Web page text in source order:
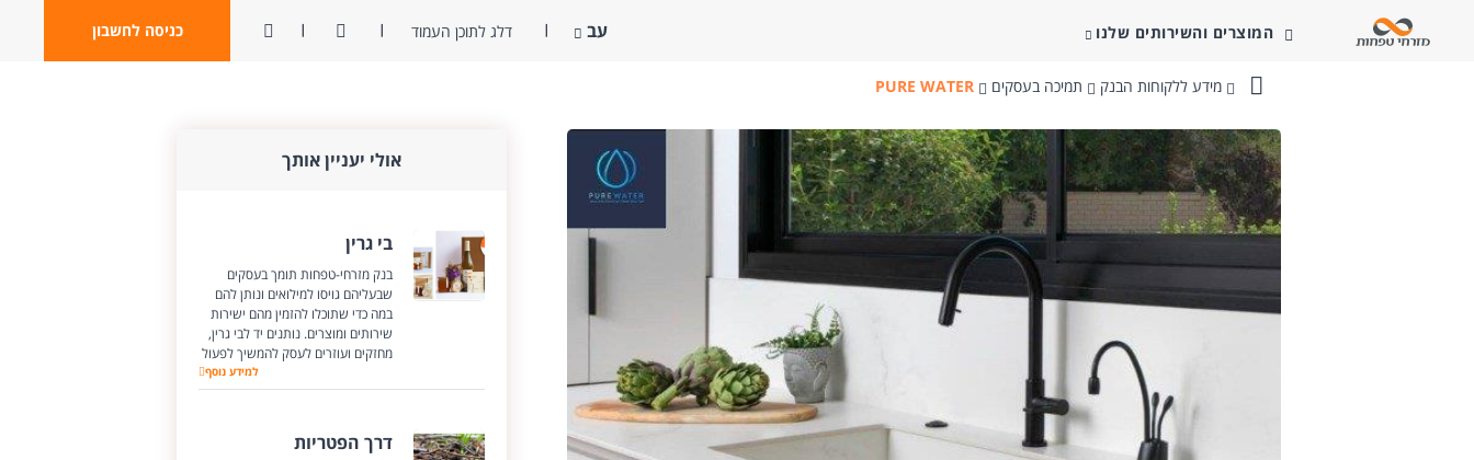
ניגודיות כניסה לחשבוןפתח חיפוש דלג לתוכן העמוד עב המוצרים והשירותים שלנו
מזרחי-טפחות
מידע ללקוחות הבנק תמיכה בעסקים PURE WATER
אולי יעניין אותך
בי גרין
בנק מזרחי-טפחות תומך בעסקים
שבעליהם גויסו למילואים ונותן להם
במה כדי שתוכלו להזמין מהם ישירות
שירותים ומוצרים. נותנים יד לבי גרין,
מחזקים ועוזרים לעסק להמשיך לפעול
למידע נוסף
דרך הפטריות